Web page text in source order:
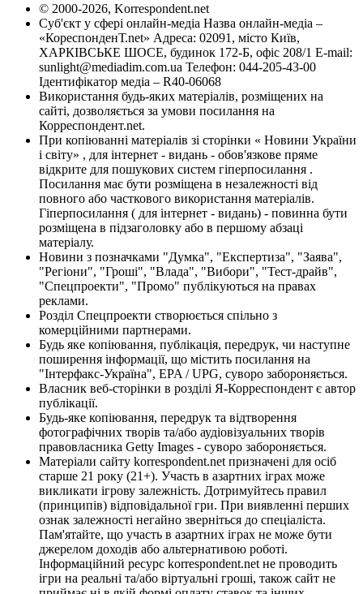
© 2000-2026, Korrespondent.net
Суб'єкт у сфері онлайн-медіа Назва онлайн-медіа –
«КореспонденТ.net» Адреса: 02091, місто Київ,
ХАРКІВСЬКЕ ШОСЕ, будинок 172-Б, офіс 208/1 E-mail:
sunlight@mediadim.com.ua Телефон: 044-205-43-00
Ідентифікатор медіа – R40-06068
Використання будь-яких матеріалів, розміщених на
сайті, дозволяється за умови посилання на
Корреспондент.net.
При копіюванні матеріалів зі сторінки « Новини України
і світу» , для інтернет - видань - обов'язкове пряме
відкрите для пошукових систем гіперпосилання .
Посилання має бути розміщена в незалежності від
повного або часткового використання матеріалів.
Гіперпосилання ( для інтернет - видань) - повинна бути
розміщена в підзаголовку або в першому абзаці
матеріалу.
Новини з позначками "Думка", "Експертиза", "Заява",
"Регіони", "Гроші", "Влада", "Вибори", "Тест-драйв",
"Спецпроекти", "Промо" публікуються на правах
реклами.
Розділ Спецпроекти створюється спільно з
комерційними партнерами.
Будь яке копіювання, публікація, передрук, чи наступне
поширення інформації, що містить посилання на
"Інтерфакс-Україна", EPA / UPG, суворо забороняється.
Власник веб-сторінки в розділі Я-Корреспондент є автор
публікації.
Будь-яке копіювання, передрук та відтворення
фотографічних творів та/або аудіовізуальних творів
правовласника Getty Images - суворо забороняється.
Матеріали сайту korrespondent.net призначені для осіб
старше 21 року (21+). Участь в азартних іграх може
викликати ігрову залежність. Дотримуйтесь правил
(принципів) відповідальної гри. При виявленні перших
ознак залежності негайно зверніться до спеціаліста.
Пам'ятайте, що участь в азартних іграх не може бути
джерелом доходів або альтернативою роботі.
Інформаційний ресурс korrespondent.net не проводить
ігри на реальні та/або віртуальні гроші, також сайт не